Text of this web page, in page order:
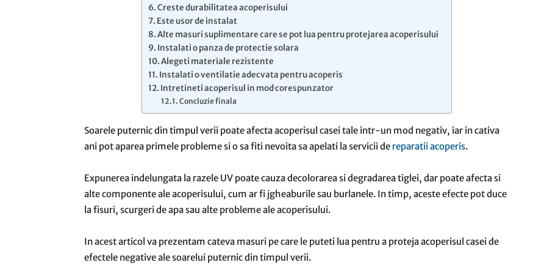
Creste durabilitatea acoperisului
Este usor de instalat
Alte masuri suplimentare care se pot lua pentru protejarea acoperisului
Instalati o panza de protectie solara
Alegeti materiale rezistente
Instalati o ventilatie adecvata pentru acoperis
Intretineti acoperisul in mod corespunzator
Concluzie finala
Soarele puternic din timpul verii poate afecta acoperisul casei tale intr-un mod negativ, iar in cativa
ani pot aparea primele probleme si o sa fiti nevoita sa apelati la servicii de reparatii acoperis.
Expunerea indelungata la razele UV poate cauza decolorarea si degradarea tiglei, dar poate afecta si
alte componente ale acoperisului, cum ar fi jgheaburile sau burlanele. In timp, aceste efecte pot duce
la fisuri, scurgeri de apa sau alte probleme ale acoperisului.
In acest articol va prezentam cateva masuri pe care le puteti lua pentru a proteja acoperisul casei de
efectele negative ale soarelui puternic din timpul verii.